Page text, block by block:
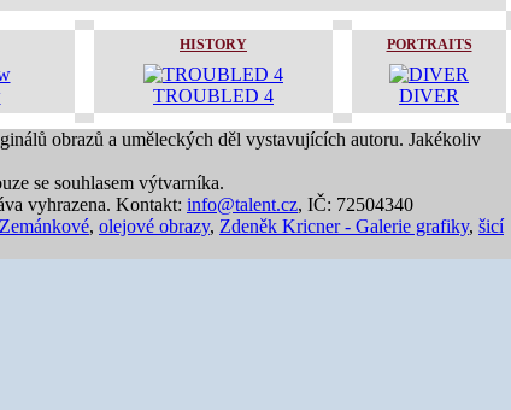
HISTORY
TROUBLED 4
PORTRAITS
DIVER
obrazů a uměleckých děl vystavujících autoru. Jakékoliv
se souhlasem výtvarníka.
vyhrazena. Kontakt: info@talent.cz, IČ: 72504340
, olejové obrazy, Zdeněk Kricner - Galerie grafiky, šicí